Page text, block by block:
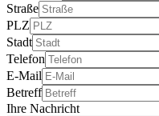
Straße
PLZ
Stadt
Telefon
E-Mail
Betreff
Ihre Nachricht